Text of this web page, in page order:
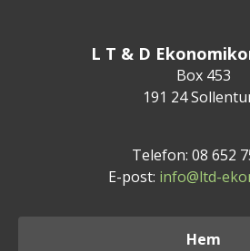
L T & D
Box 453
191 24
Telefon: 08 652
E-post: info@ltd-
Hem